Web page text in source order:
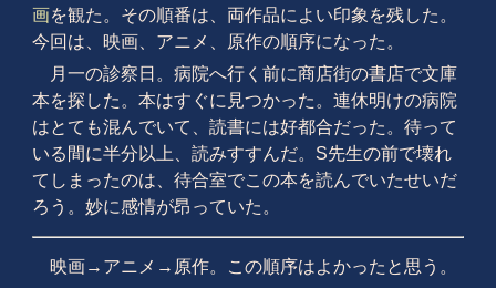
画を観た。その順番は、両作品によい印象を残した。
今回は、映画、アニメ、原作の順序になった。
月一の診察日。病院へ行く前に商店街の書店で文庫
本を探した。本はすぐに見つかった。連休明けの病院
はとても混んでいて、読書には好都合だった。待って
いる間に半分以上、読みすすんだ。S先生の前で壊れ
てしまったのは、待合室でこの本を読んでいたせいだ
ろう。妙に感情が昂っていた。
映画→アニメ→原作。この順序はよかったと思う。